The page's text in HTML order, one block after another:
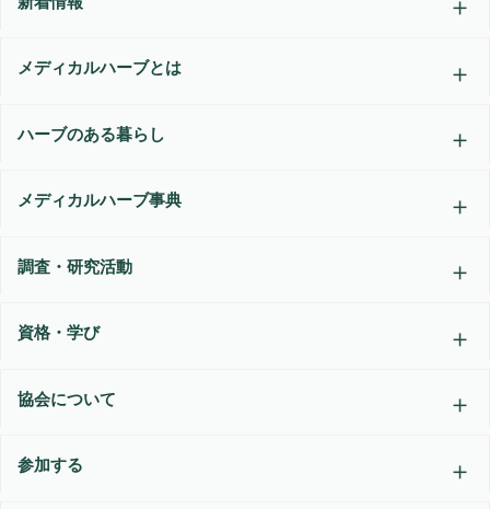
メディカルハーブとは
ハーブのある暮らし
メディカルハーブ事典
調査・研究活動
資格・学び
協会について
参加する